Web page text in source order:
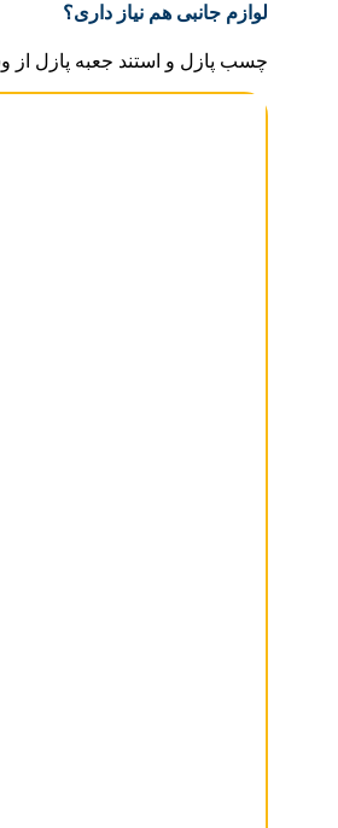
لوازم جانبی هم نیاز داری؟
چسب پازل و استند جعبه پازل از